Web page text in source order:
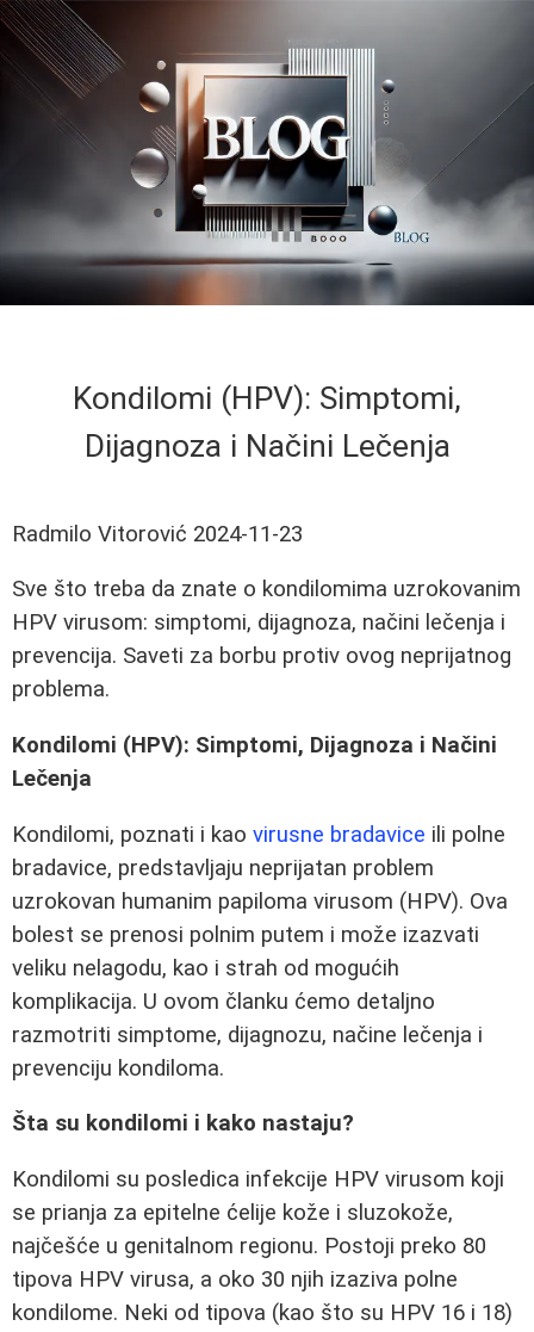
Kondilomi (HPV): Simptomi,
Dijagnoza i Načini Lečenja
Radmilo Vitorović 2024-11-23
Sve što treba da znate o kondilomima uzrokovanim
HPV virusom: simptomi, dijagnoza, načini lečenja i
prevencija. Saveti za borbu protiv ovog neprijatnog
problema.
Kondilomi (HPV): Simptomi, Dijagnoza i Načini
Lečenja
Kondilomi, poznati i kao virusne bradavice ili polne
bradavice, predstavljaju neprijatan problem
uzrokovan humanim papiloma virusom (HPV). Ova
bolest se prenosi polnim putem i može izazvati
veliku nelagodu, kao i strah od mogućih
komplikacija. U ovom članku ćemo detaljno
razmotriti simptome, dijagnozu, načine lečenja i
prevenciju kondiloma.
Šta su kondilomi i kako nastaju?
Kondilomi su posledica infekcije HPV virusom koji
se prianja za epitelne ćelije kože i sluzokože,
najčešće u genitalnom regionu. Postoji preko 80
tipova HPV virusa, a oko 30 njih izaziva polne
kondilome. Neki od tipova (kao što su HPV 16 i 18)